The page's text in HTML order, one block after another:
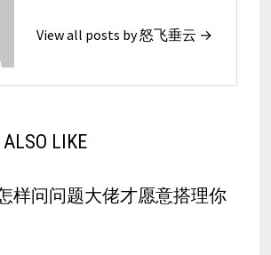
View all posts by 怒飞垂云 →
LIKE
样问问题大佬才愿意搭理你